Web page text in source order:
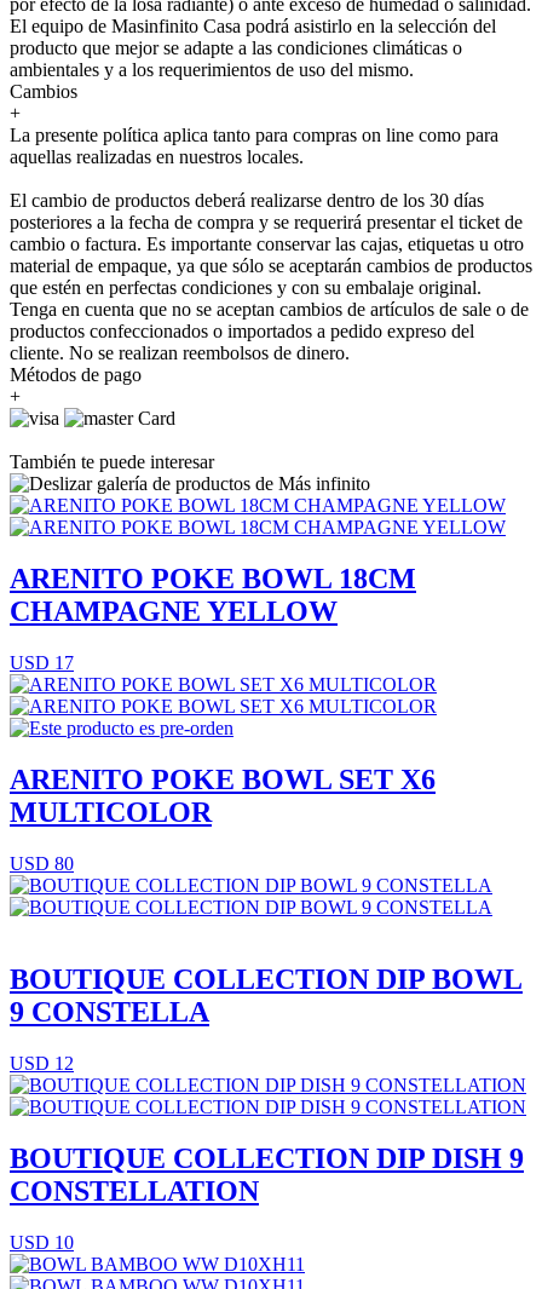
El equipo de Masinfinito Casa podrá asistirlo en la selección del
producto que mejor se adapte a las condiciones climáticas o
ambientales y a los requerimientos de uso del mismo.
Cambios
+
La presente política aplica tanto para compras on line como para
aquellas realizadas en nuestros locales.
El cambio de productos deberá realizarse dentro de los 30 días
posteriores a la fecha de compra y se requerirá presentar el ticket de
cambio o factura. Es importante conservar las cajas, etiquetas u otro
material de empaque, ya que sólo se aceptarán cambios de productos
que estén en perfectas condiciones y con su embalaje original.
Tenga en cuenta que no se aceptan cambios de artículos de sale o de
productos confeccionados o importados a pedido expreso del
cliente. No se realizan reembolsos de dinero.
Métodos de pago
+
También te puede interesar
ARENITO POKE BOWL 18CM
CHAMPAGNE YELLOW
USD 17
ARENITO POKE BOWL SET X6
MULTICOLOR
USD 80
BOUTIQUE COLLECTION DIP BOWL
9 CONSTELLA
USD 12
BOUTIQUE COLLECTION DIP DISH 9
CONSTELLATION
USD 10